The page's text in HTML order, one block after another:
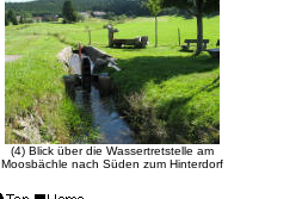
(4) Blick über die Wassertretstelle am
Moosbächle nach Süden zum Hinterdorf